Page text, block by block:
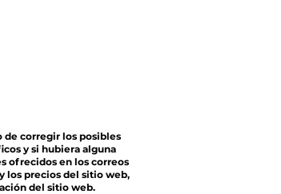
de corregir los posibles
y si hubiera alguna
ofrecidos en los correos
los precios del sitio web,
del sitio web.